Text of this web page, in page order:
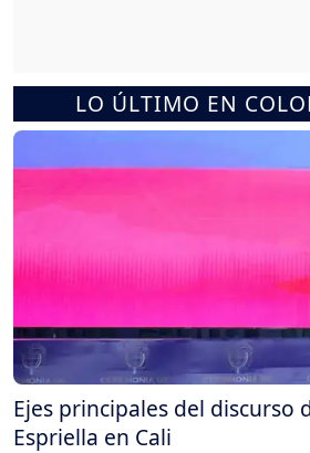
LO ÚLTIMO EN
Ejes principales del discurso
Espriella en Cali